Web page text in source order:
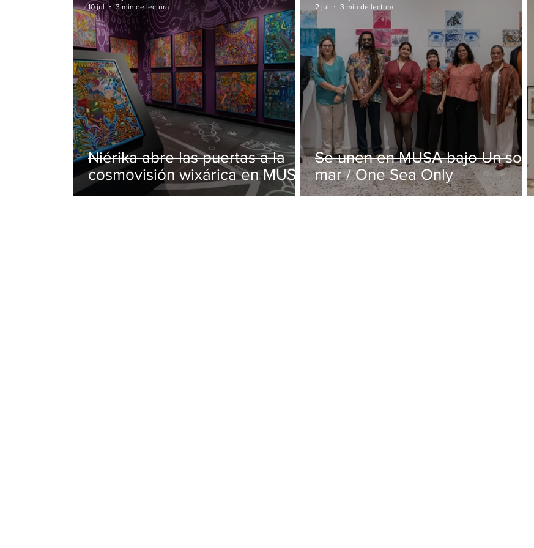
Niérika abre las puertas a la
cosmovisión wixárica en MUSA
10 jul
3 min de lectura
Se unen en MUSA bajo Un solo
mar / One Sea Only
2 jul
3 min de lectura